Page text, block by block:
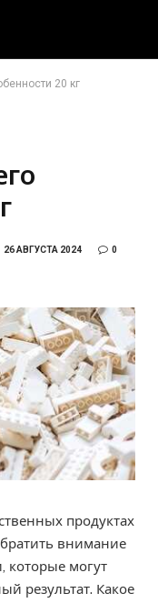
20 кг
26 АВГУСТА 2024 0
продуктах
внимание
которые могут
результат. Какое